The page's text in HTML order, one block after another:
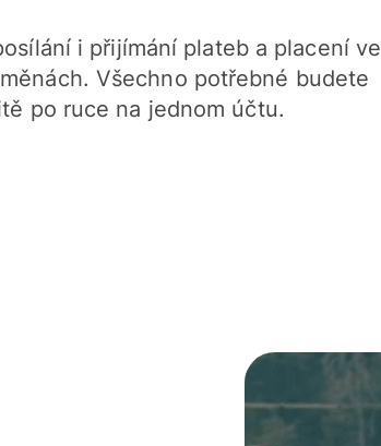
i přijímání plateb a placení ve
Všechno potřebné budete
po ruce na jednom účtu.